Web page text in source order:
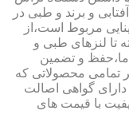
و برند و طبی در
مربوط است،از
تا لنزهای طبی و
ما،حفظ و تضمین
محصولاتی که
گواهی اصالت
با قیمت های